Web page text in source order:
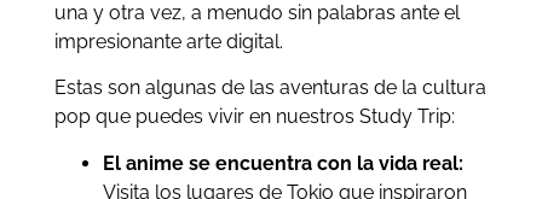
una y otra vez, a menudo sin palabras ante el
impresionante arte digital.
Estas son algunas de las aventuras de la cultura
pop que puedes vivir en nuestros Study Trip:
El anime se encuentra con la vida real:
Visita los lugares de Tokio que inspiraron